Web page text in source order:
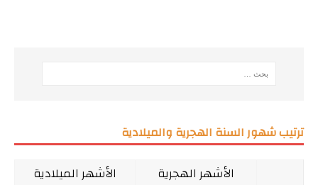
ترتيب شهور السنة الهجرية والميلادية
الأشهر الهجرية
الأشهر الميلادية